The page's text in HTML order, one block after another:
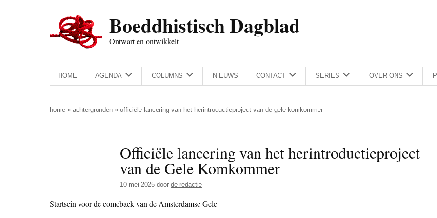
Boeddhistisch Dagblad
Ontwart en ontwikkelt
HOME AGENDA COLUMNS NIEUWS CONTACT SERIES OVER ONS
home » achtergronden » officiële lancering van het herintroductieproject van de gele komkommer
Officiële lancering van het herintroductieproject
van de Gele Komkommer
10 mei 2025 door de redactie
Startsein voor de comeback van de Amsterdamse Gele.